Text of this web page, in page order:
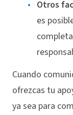
Otros
es
Cuando
ofrezcas tu
ya sea para